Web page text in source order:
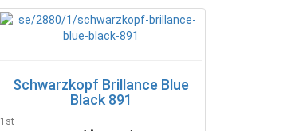
Schwarzkopf Brillance Blue
Black 891
1st